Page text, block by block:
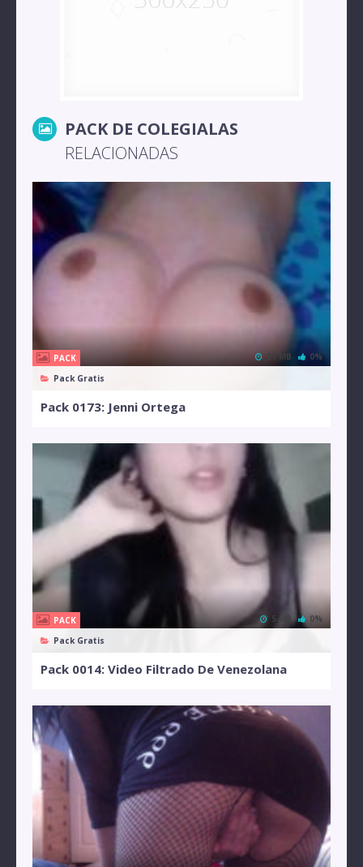
PACK DE COLEGIALAS
RELACIONADAS
PACK
Pack Gratis
21 MB 0%
Pack 0173: Jenni Ortega
PACK
Pack Gratis
5 MB 0%
Pack 0014: Video Filtrado De Venezolana